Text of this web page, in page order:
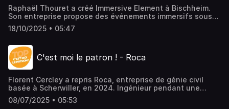
Raphaël Thouret a créé Immersive Element à Bischheim.
Son entreprise propose des événements immersifs sous
différentes formes, pour de l'événementiel ou de la
communication. Un univers qui demande des
proposer du mapping sur des bâtiments, tout en
imaginant les scénographies selon les endroits. La
promesse d'un univers visuel fort. Immersive Element est
partenaire de ce podcast.> Podcast à retrouver en vidéo
ici
18/10/2025 • 05:47
C'est moi le patron ! - Roca
Florent Cercley a repris Roca, entreprise de génie civil
basée à Scherwiller, en 2024. Ingénieur pendant une
douzaine d'années, Florent attendait qu'une opportunité
se présente pour basculer dans la peau d'un dirigeant.
08/07/2025 • 05:53